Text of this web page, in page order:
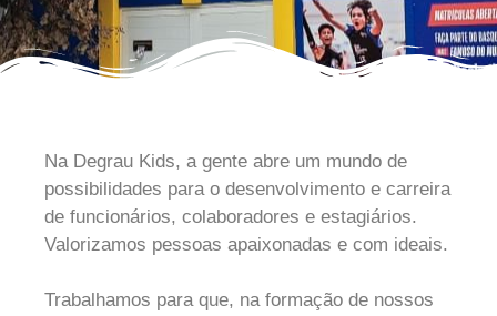
Na Degrau Kids, a gente abre um mundo de
possibilidades para o desenvolvimento e carreira
de funcionários, colaboradores e estagiários.
Valorizamos pessoas apaixonadas e com ideais.
Trabalhamos para que, na formação de nossos